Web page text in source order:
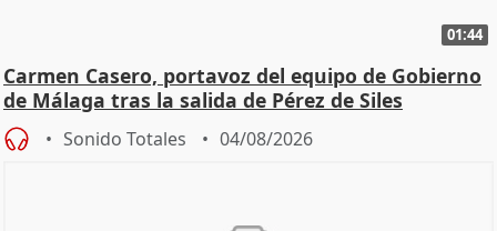
01:44
Carmen Casero, portavoz del equipo de Gobierno
de Málaga tras la salida de Pérez de Siles
Sonido Totales 04/08/2026